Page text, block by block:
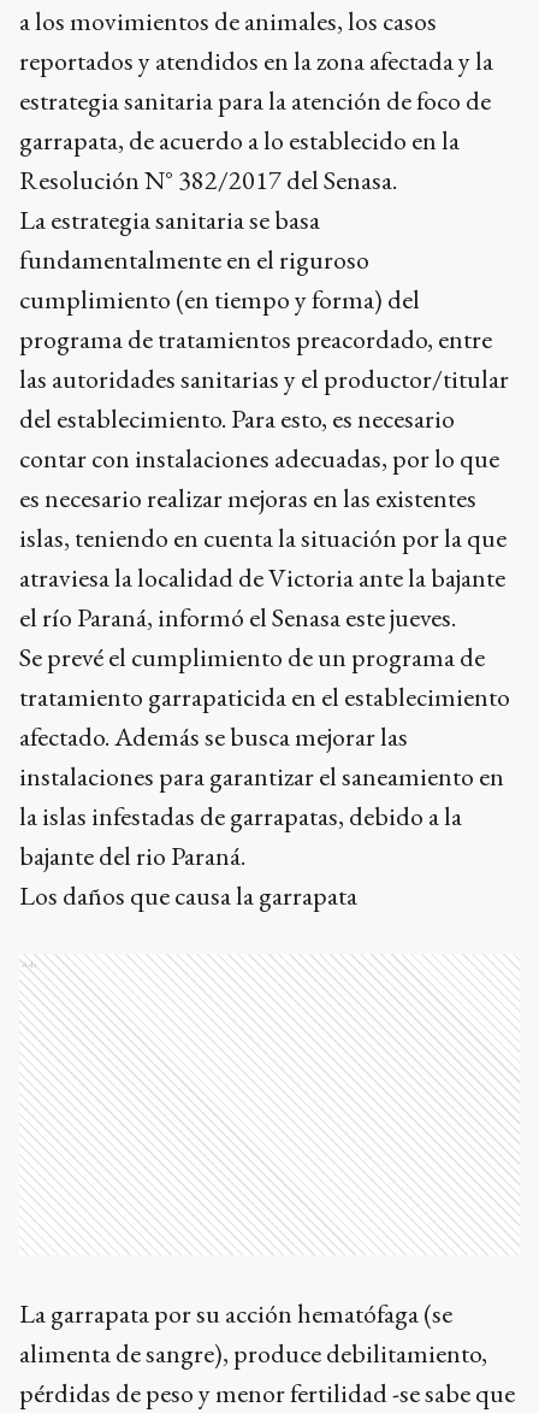
a los movimientos de animales, los casos
reportados y atendidos en la zona afectada y la
estrategia sanitaria para la atención de foco de
garrapata, de acuerdo a lo establecido en la
Resolución N° 382/2017 del Senasa.
La estrategia sanitaria se basa
fundamentalmente en el riguroso
cumplimiento (en tiempo y forma) del
programa de tratamientos preacordado, entre
las autoridades sanitarias y el productor/titular
del establecimiento. Para esto, es necesario
contar con instalaciones adecuadas, por lo que
es necesario realizar mejoras en las existentes
islas, teniendo en cuenta la situación por la que
atraviesa la localidad de Victoria ante la bajante
el río Paraná, informó el Senasa este jueves.
Se prevé el cumplimiento de un programa de
tratamiento garrapaticida en el establecimiento
afectado. Además se busca mejorar las
instalaciones para garantizar el saneamiento en
la islas infestadas de garrapatas, debido a la
bajante del rio Paraná.
Los daños que causa la garrapata
Ads
La garrapata por su acción hematófaga (se
alimenta de sangre), produce debilitamiento,
pérdidas de peso y menor fertilidad -se sabe que